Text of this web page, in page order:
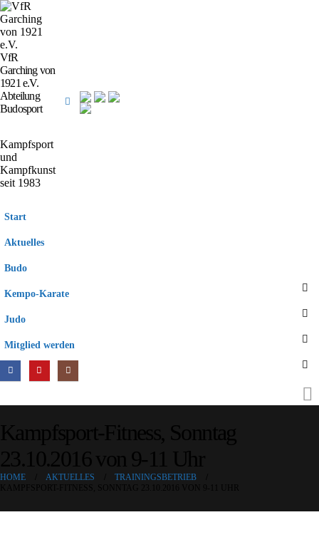
VfR
Garching von
1921 e.V.
Abteilung
Budosport
Kampfsport
und
Kampfkunst
seit 1983
Start
Aktuelles
Budo
Kempo-Karate
Judo
Mitglied werden
HOME AKTUELLES
TRAININGSBETRIEB